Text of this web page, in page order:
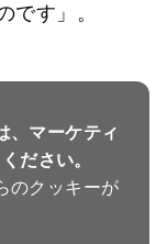
です」。
、マーケティ
ださい。
のクッキーが